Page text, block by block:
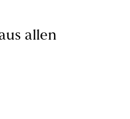
allen